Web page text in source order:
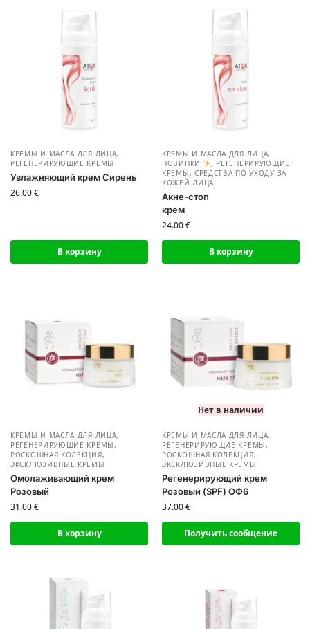
КРЕМЫ И МАСЛА ДЛЯ ЛИЦА,
РЕГЕНЕРИРУЮЩИЕ КРЕМЫ
Увлажняющий крем Сирень
26.00€
В корзину
КРЕМЫ И МАСЛА ДЛЯ ЛИЦА,
НОВИНКИ
, РЕГЕНЕРИРУЮЩИЕ
КРЕМЫ, СРЕДСТВА ПО УХОДУ ЗА
КОЖЕЙ ЛИЦА
Акне-стоп
крем
24.00€
В корзину
КРЕМЫ И МАСЛА ДЛЯ ЛИЦА,
РЕГЕНЕРИРУЮЩИЕ КРЕМЫ,
РОСКОШНАЯ КОЛЕКЦИЯ,
ЭКСКЛЮЗИВНЫЕ КРЕМЫ
Омолаживающий крем
Розовый
31.00€
В корзину
Нет в наличии
КРЕМЫ И МАСЛА ДЛЯ ЛИЦА,
РЕГЕНЕРИРУЮЩИЕ КРЕМЫ,
РОСКОШНАЯ КОЛЕКЦИЯ,
ЭКСКЛЮЗИВНЫЕ КРЕМЫ
Регенерирующий крем
Розовый (SPF) ОФ6
37.00€
Получить сообщение